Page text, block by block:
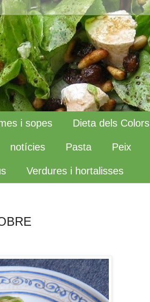
i sopes Dieta dels Colors
notícies Pasta Peix
Verdures i hortalisses